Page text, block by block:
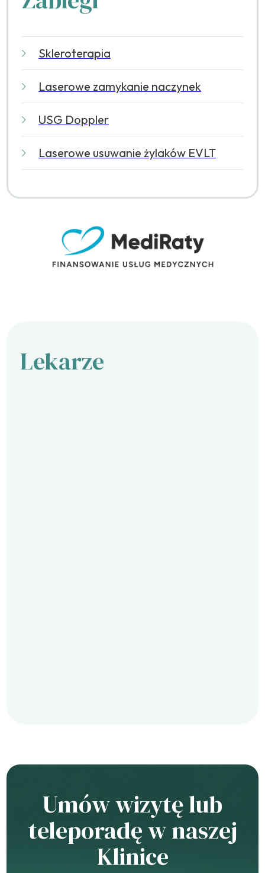
Skleroterapia
Laserowe zamykanie naczynek
USG Doppler
Laserowe usuwanie żylaków EVLT
Lekarze
Umów wizytę lub
teleporadę w naszej
Klinice